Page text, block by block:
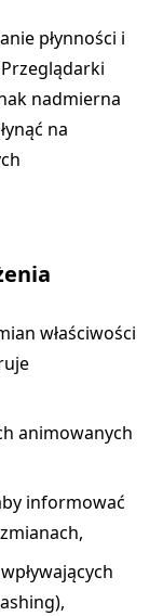
płynności i
nadmierna
na
właściwości
animowanych
informować